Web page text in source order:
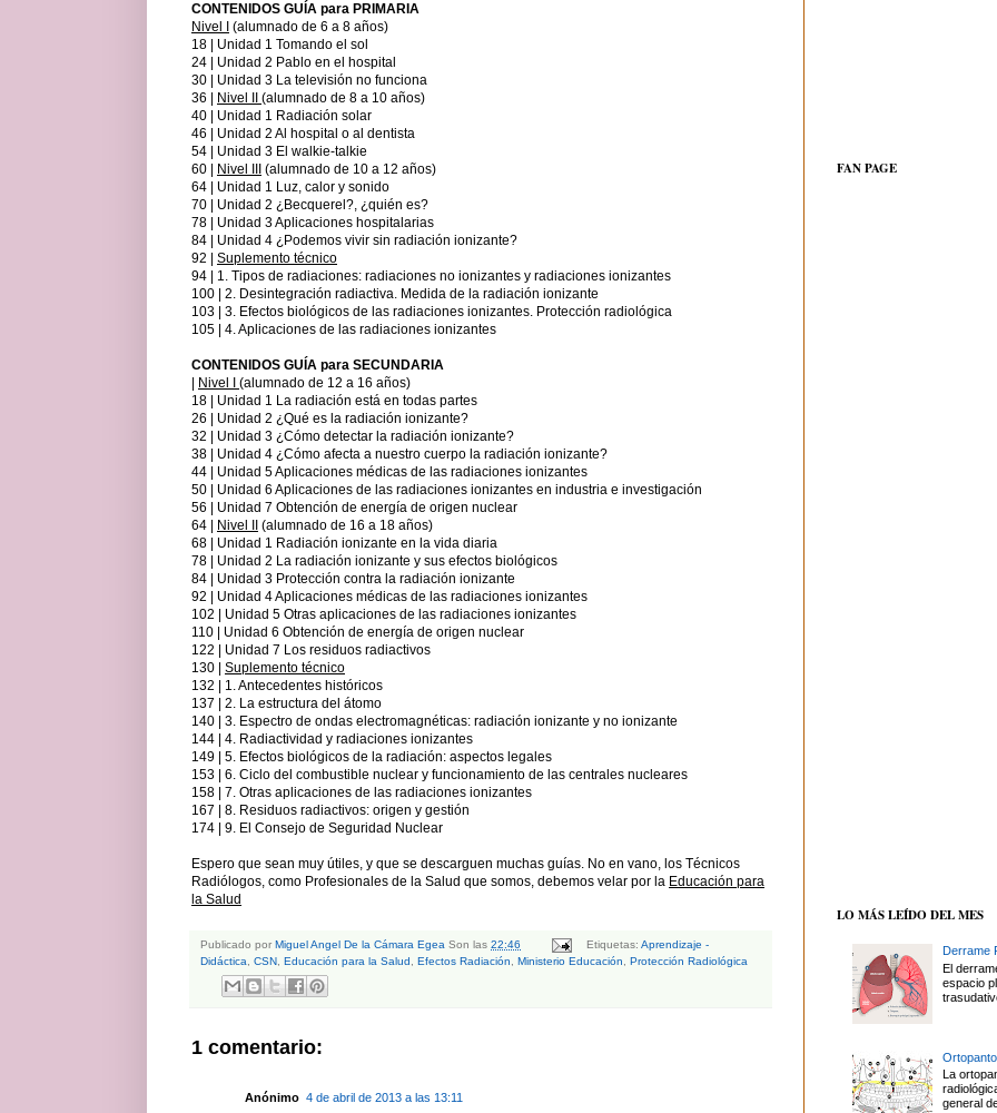
CONTENIDOS GUÍA para PRIMARIA
Nivel I
(alumnado de 6 a 8 años)
18 | Unidad 1 Tomando el sol
24 | Unidad 2 Pablo en el hospital
30 | Unidad 3 La televisión no funciona
36 |
Nivel II (alumnado de 8 a 10 años)
40 | Unidad 1 Radiación solar
46 | Unidad 2 Al hospital o al dentista
54 | Unidad 3 El walkie-talkie
60 |
Nivel III
(alumnado de 10 a 12 años)
64 | Unidad 1 Luz, calor y sonido
70 | Unidad 2 ¿Becquerel?, ¿quién es?
78 | Unidad 3 Aplicaciones hospitalarias
84 | Unidad 4 ¿Podemos vivir sin radiación ionizante?
92 | Suplemento técnico
94 | 1. Tipos de radiaciones: radiaciones no ionizantes y radiaciones ionizantes
100 | 2. Desintegración radiactiva. Medida de la radiación ionizante
103 | 3. Efectos biológicos de las radiaciones ionizantes. Protección radiológica
105 | 4. Aplicaciones de las radiaciones ionizantes
CONTENIDOS GUÍA para SECUNDARIA
Nivel I (alumnado de 12 a 16 años)
18 | Unidad 1 La radiación está en todas partes
26 | Unidad 2 ¿Qué es la radiación ionizante?
32 | Unidad 3 ¿Cómo detectar la radiación ionizante?
38 | Unidad 4 ¿Cómo afecta a nuestro cuerpo la radiación ionizante?
44 | Unidad 5 Aplicaciones médicas de las radiaciones ionizantes
50 | Unidad 6 Aplicaciones de las radiaciones ionizantes en industria e investigación
56 | Unidad 7 Obtención de energía de origen nuclear
64 |
Nivel II
(alumnado de 16 a 18 años)
68 | Unidad 1 Radiación ionizante en la vida diaria
78 | Unidad 2 La radiación ionizante y sus efectos biológicos
84 | Unidad 3 Protección contra la radiación ionizante
92 | Unidad 4 Aplicaciones médicas de las radiaciones ionizantes
102 | Unidad 5 Otras aplicaciones de las radiaciones ionizantes
110 | Unidad 6 Obtención de energía de origen nuclear
122 | Unidad 7 Los residuos radiactivos
130 | Suplemento técnico
132 | 1. Antecedentes históricos
137 | 2. La estructura del átomo
140 | 3. Espectro de ondas electromagnéticas: radiación ionizante y no ionizante
144 | 4. Radiactividad y radiaciones ionizantes
149 | 5. Efectos biológicos de la radiación: aspectos legales
153 | 6. Ciclo del combustible nuclear y funcionamiento de las centrales nucleares
158 | 7. Otras aplicaciones de las radiaciones ionizantes
167 | 8. Residuos radiactivos: origen y gestión
174 | 9. El Consejo de Seguridad Nuclear
Espero que sean muy útiles, y que se descarguen muchas guías. No en vano, los Técnicos
Radiólogos, como Profesionales de la Salud que somos, debemos velar por la Educación para
la Salud
Publicado por Miguel Angel De la Cámara Egea Son las 22:46 Etiquetas: Aprendizaje -
Didáctica
CSN Educación para la Salud Efectos Radiación Ministerio Educación Protección Radiológica
1 comentario:
Anónimo 4 de abril de 2013 a las 13:11
FAN PAGE
LO MÁS LEÍDO DEL MES
Derrame
El
espacio
La
general